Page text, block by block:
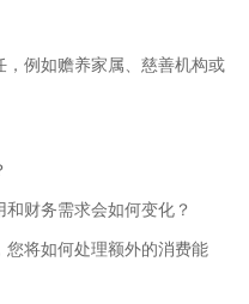
例如赡养家属、慈善机构或
财务需求会如何变化？
将如何处理额外的消费能